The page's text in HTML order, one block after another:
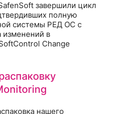
завершили цикл
полную
системы РЕД ОС с
изменений в
Change
нашего